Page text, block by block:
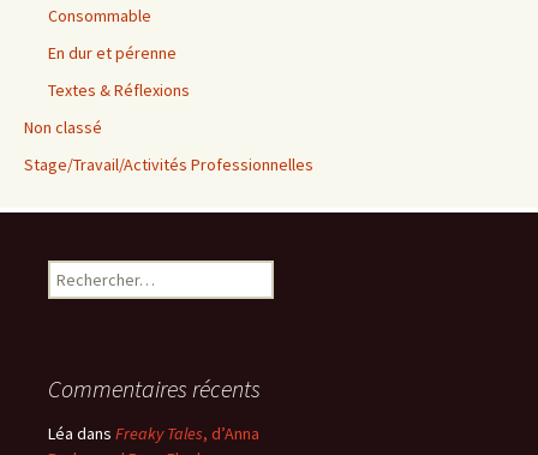
Consommable
En dur et pérenne
Textes & Réflexions
Non classé
Stage/Travail/Activités Professionnelles
Rechercher :
Commentaires récents
Léa dans Freaky Tales, d’Anna